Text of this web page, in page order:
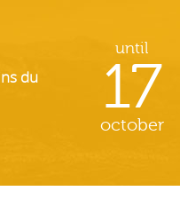
du
until
17
october